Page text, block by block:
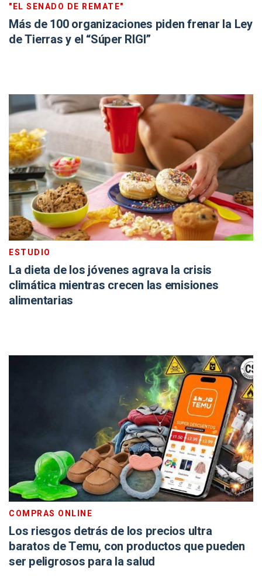
"EL SENADO DE REMATE"
Más de 100 organizaciones piden frenar la Ley
de Tierras y el “Súper RIGI”
ESTUDIO
La dieta de los jóvenes agrava la crisis
climática mientras crecen las emisiones
alimentarias
COMPRAS ONLINE
Los riesgos detrás de los precios ultra
baratos de Temu, con productos que pueden
ser peligrosos para la salud